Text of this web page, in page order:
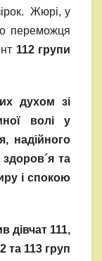
Жюрі, у
переможця
112 групи
духом зі
волі у
надійного
та
і спокою
111,
та 113 груп